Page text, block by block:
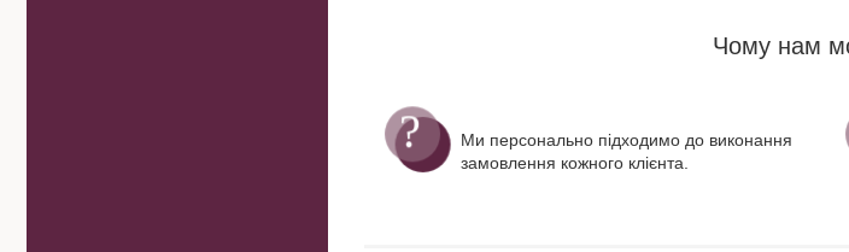
Чому нам
Ми персонально підходимо до виконання
замовлення кожного клієнта.